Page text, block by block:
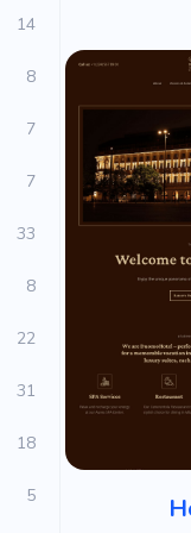
14
8
7
7
33
8
22
31
18
5